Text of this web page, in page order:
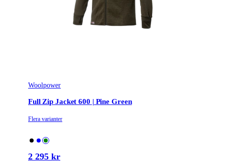
Woolpower
Full Zip Jacket 600 | Pine Green
Flera varianter
2 295 kr